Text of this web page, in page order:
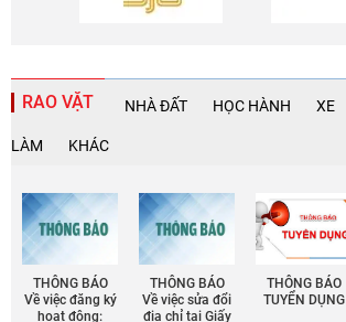
RAO VẶT NHÀ ĐẤT HỌC HÀNH XE
LÀM KHÁC
THÔNG BÁO
Về việc đăng ký
hoạt động:
THÔNG BÁO
Về việc sửa đổi
địa chỉ tại Giấy
THÔNG BÁO
TUYỂN DỤNG